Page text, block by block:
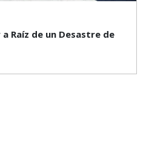
Raíz de un Desastre de